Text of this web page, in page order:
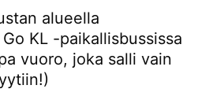
alueella
KL -paikallisbussissa
vuoro, joka salli vain